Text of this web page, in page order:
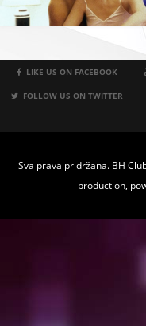
LIKE US ON FACEBOOK
FOLLOW US ON TWITTER
Sva prava pridržana. BH
production,